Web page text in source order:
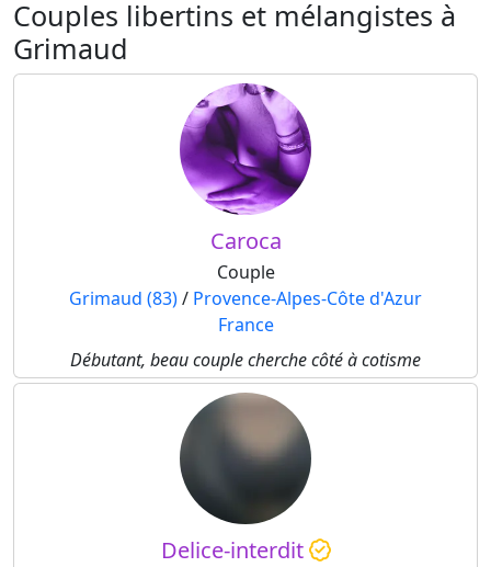
Couples libertins et mélangistes à
Grimaud
Caroca
Couple
Grimaud (83)/ Provence-Alpes-Côte d'Azur
France
Débutant, beau couple cherche côté à cotisme
Delice-interdit